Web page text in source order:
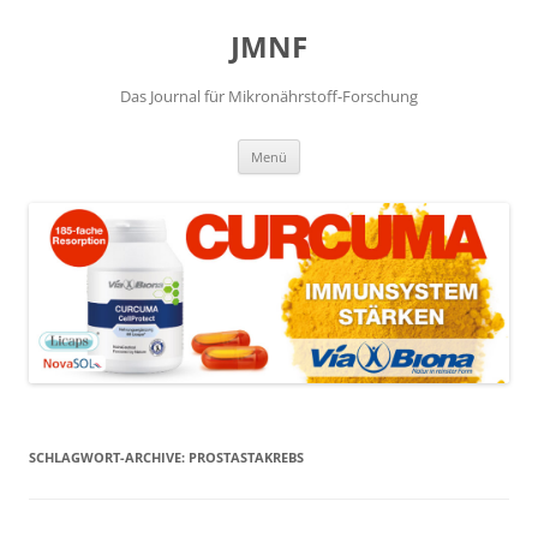
JMNF
Das Journal für Mikronährstoff-Forschung
Menü
SCHLAGWORT-ARCHIVE: PROSTASTAKREBS